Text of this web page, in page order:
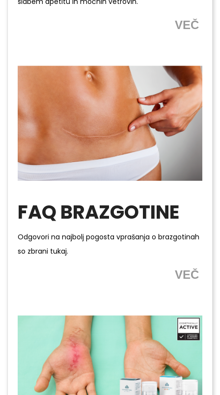
VEČ
FAQ BRAZGOTINE
Odgovori na najbolj pogosta vprašanja o brazgotinah
so zbrani tukaj.
VEČ